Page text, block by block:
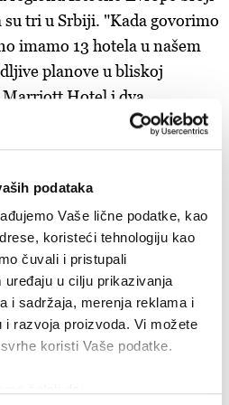
podataka
Vaše lične podatke, kao
koristeći tehnologiju kao
čuvali i pristupali
uređaju u cilju prikazivanja
i sadržaja, merenja reklama i
i razvoja proizvoda. Vi možete
koristi Vaše podatke.
tri u Srbiji. "Kada govorimo
imamo 13 hotela u našem
planove u bliskoj
Hotel i dva
u Hrvatskoj", najavljuje